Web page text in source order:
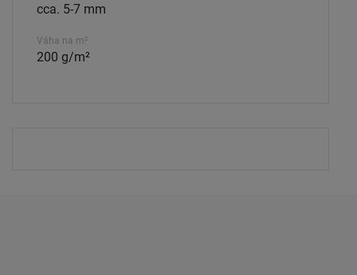
cca. 5-7 mm
Váha na m²
200 g/m²